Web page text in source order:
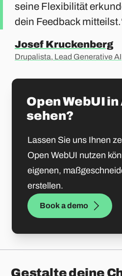
seine Flexibilität
dein Feedback mitteilst.
Josef Kruckenberg
Drupalista, Lead Generative AI
Open WebUI
sehen?
Lassen Sie uns Ihnen
Open WebUI nutzen
eigenen,
erstellen.
Book a demo
Gestalte deine